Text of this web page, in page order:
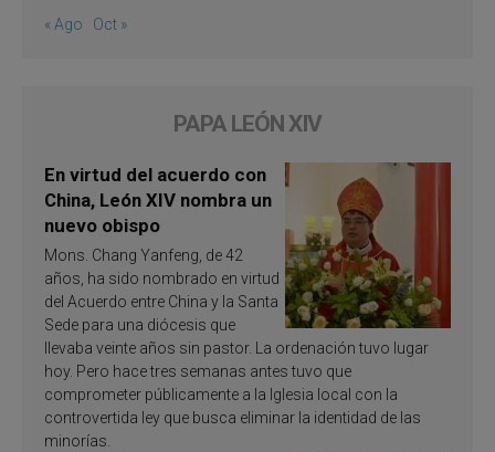
« Ago Oct »
PAPA LEÓN XIV
En virtud del acuerdo con
China, León XIV nombra un
nuevo obispo
Mons. Chang Yanfeng, de 42
años, ha sido nombrado en virtud
del Acuerdo entre China y la Santa
Sede para una diócesis que
llevaba veinte años sin pastor. La ordenación tuvo lugar
hoy. Pero hace tres semanas antes tuvo que
comprometer públicamente a la Iglesia local con la
controvertida ley que busca eliminar la identidad de las
minorías.